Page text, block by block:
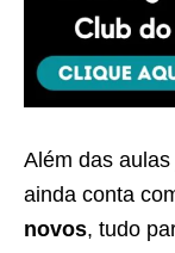
Além das
ainda conta
novos, tudo